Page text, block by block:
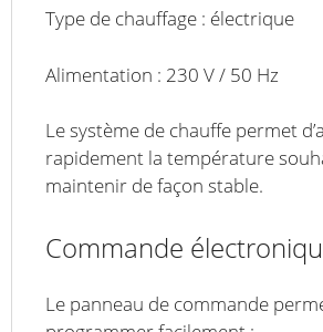
Type de chauffage : électrique
Alimentation : 230 V / 50 Hz
Le système de chauffe permet
rapidement la température
maintenir de façon stable.
Commande
Le panneau de commande